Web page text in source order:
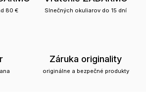
80 € Slnečných okuliarov do 15 dní
Záruka originality
originálne a bezpečné produkty